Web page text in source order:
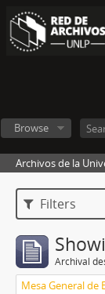
Browse
Archivos de la
Filters
Archival